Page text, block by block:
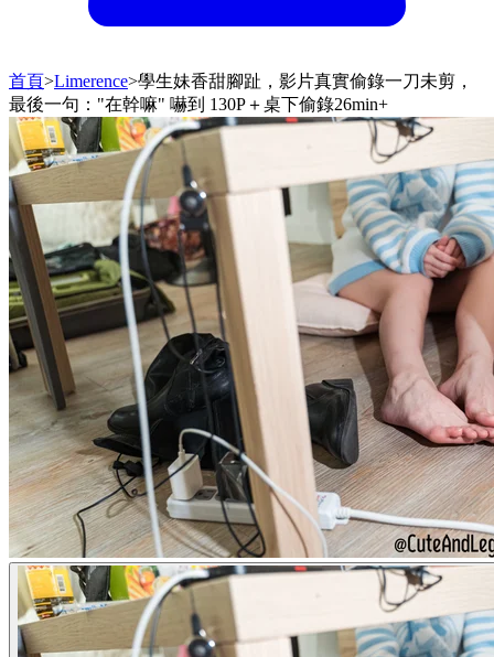
首頁>Limerence>學生妹香甜腳趾，影片真實偷錄一刀未剪，
最後一句："在幹嘛" 嚇到 130P＋桌下偷錄26min+